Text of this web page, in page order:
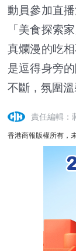
動員參加直
「美食探索
真爛漫的吃
是逗得身旁
不斷，氛圍溫
責任編輯：
香港商報版權所有，